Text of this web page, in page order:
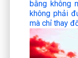
bằng không
không phải
mà chỉ thay